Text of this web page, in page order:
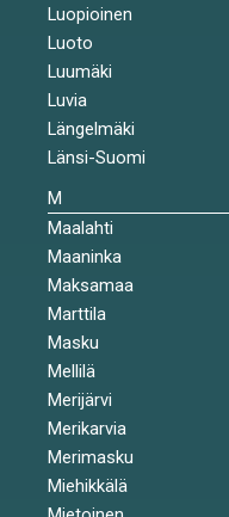
Luopioinen
Luoto
Luumäki
Luvia
Längelmäki
Länsi-Suomi
M
Maalahti
Maaninka
Maksamaa
Marttila
Masku
Mellilä
Merijärvi
Merikarvia
Merimasku
Miehikkälä